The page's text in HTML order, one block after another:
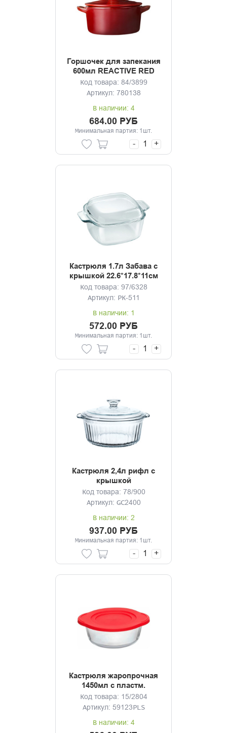
Горшочек для запекания
600мл REACTIVE RED
18,5*14,5*6,5см
Код товара: 84/3899
Артикул: 780138
В наличии: 4
684.00 РУБ
Минимальная партия: 1шт.
- +
Кастрюля 1.7л Забава с
крышкой 22.6*17.8*11см
Код товара: 97/6328
Артикул: РК-511
В наличии: 1
572.00 РУБ
Минимальная партия: 1шт.
- +
Кастрюля 2,4л рифл с
крышкой
Код товара: 78/900
Артикул: GC2400
В наличии: 2
937.00 РУБ
Минимальная партия: 1шт.
- +
Кастрюля жаропрочная
1450мл с пластм.
крышкой Borcam
Код товара: 15/2804
Артикул: 59123PLS
В наличии: 4